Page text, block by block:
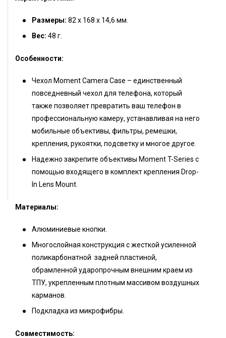
Размеры: 82 х 168 х 14,6 мм.
Вес: 48 г.
Особенности:
Чехол Moment Camera Case – единственный
повседневный чехол для телефона, который
также позволяет превратить ваш телефон в
профессиональную камеру, устанавливая на него
мобильные объективы, фильтры, ремешки,
крепления, рукоятки, подсветку и многое другое.
Надежно закрепите объективы Moment T-Series с
помощью входящего в комплект крепления Drop-
In Lens Mount.
Материалы:
Алюминиевые кнопки.
Многослойная конструкция с жесткой усиленной
поликарбонатной задней пластиной,
обрамленной ударопрочным внешним краем из
ТПУ, укрепленным плотным массивом воздушных
карманов.
Подкладка из микрофибры.
Совместимость: